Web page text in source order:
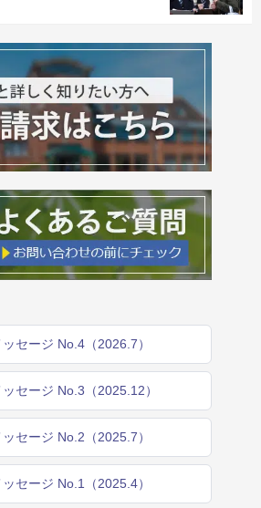
セージ No.4（2026.7）
セージ No.3（2025.12）
セージ No.2（2025.7）
セージ No.1（2025.4）